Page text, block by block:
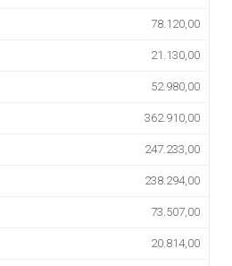
78.120,00
21.130,00
52.980,00
362.910,00
247.233,00
238.294,00
73.507,00
20.814,00